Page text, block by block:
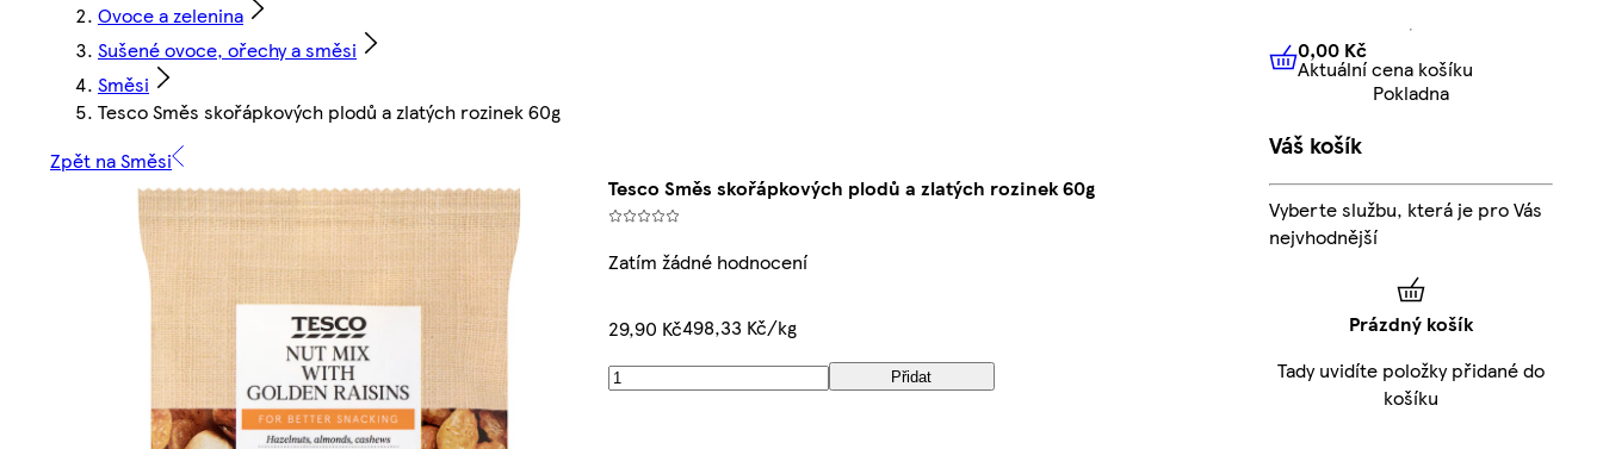
Ovoce a zelenina
Sušené ovoce, ořechy a směsi
Směsi
Tesco Směs skořápkových plodů a zlatých rozinek 60g
Zpět na Směsi
Tesco Směs skořápkových plodů a zlatých rozinek 60g
Zatím žádné hodnocení
29,90 Kč498,33 Kč/kg
Přidat
0,00 KčAktuální cena košíku
0,00 Kč
Aktuální cena košíku
Pokladna
Váš košík
Vyberte službu, která je pro Vás
nejvhodnější
Prázdný košík
Tady uvidíte položky přidané do
košíku